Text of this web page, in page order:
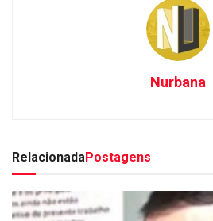
Nurbana
RelacionadaPostagens